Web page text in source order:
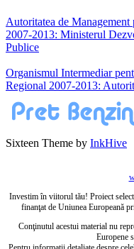
Autoritatea de
2007-2013: Ministerul
Publice
Organismul Intermediar
Regional 2007-2013:
Sixteen Theme by InkHive
Investim în viitorul tău! Proiect
finanţat de Uniunea Europeană
Conţinutul acestui material nu
Europene